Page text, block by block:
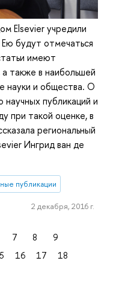
Elsevier учредили
будут отмечаться
имеют
также в наибольшей
науки и общества. О
научных публикаций и
при такой оценке, в
региональный
Ингрид ван де
публикации
2 декабря, 2016 г.
7 8
9
16 17 18